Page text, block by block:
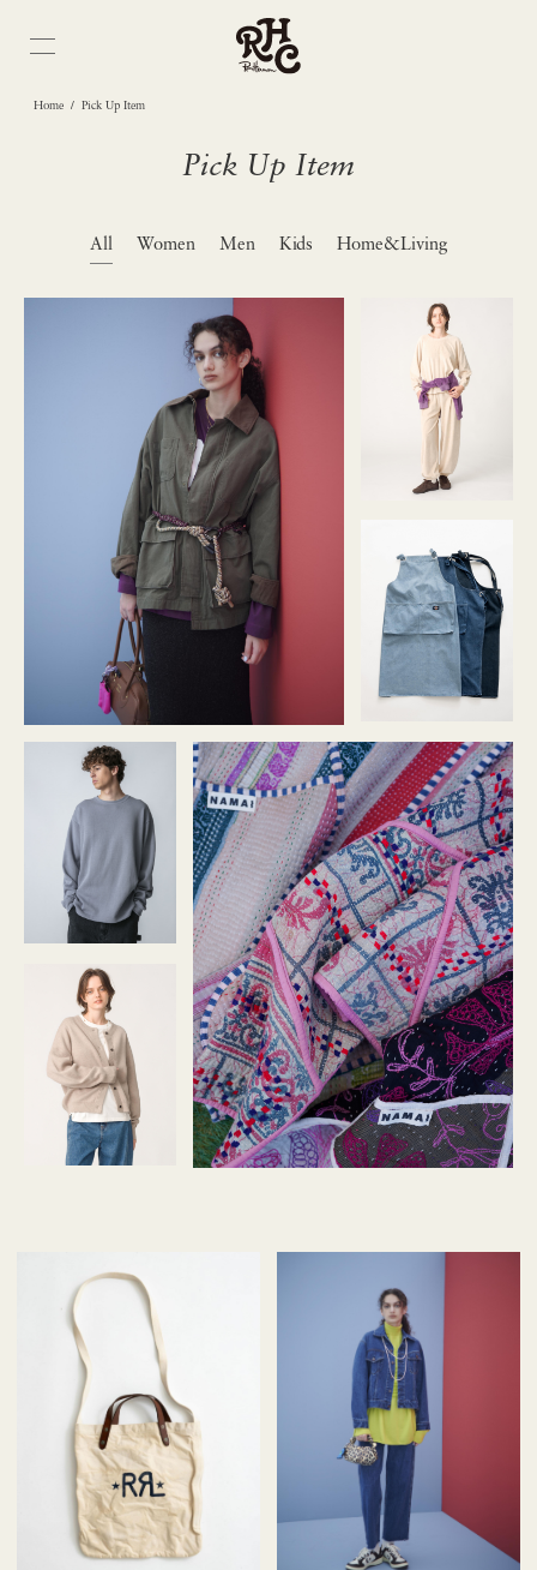
Home/ Pick Up Item
Pick Up Item
All Women Men Kids Home&Living